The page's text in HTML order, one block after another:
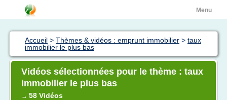
Menu
Accueil > Thèmes & vidéos : emprunt immobilier > taux
immobilier le plus bas
Vidéos sélectionnées pour le thème : taux
immobilier le plus bas
→ 58 Vidéos